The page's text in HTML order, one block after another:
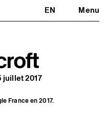
EN Menu
Fermer
juillet 2017
France en 2017.